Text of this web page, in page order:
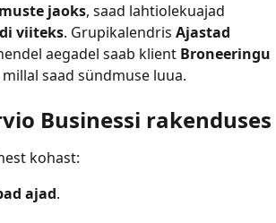
jaoks, saad lahtiolekuajad
viiteks. Grupikalendris Ajastad
aegadel saab klient Broneeringu
saad sündmuse luua.
Businessi rakenduses
kohast:
ajad.